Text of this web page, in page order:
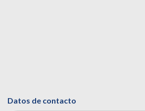
Datos de contacto